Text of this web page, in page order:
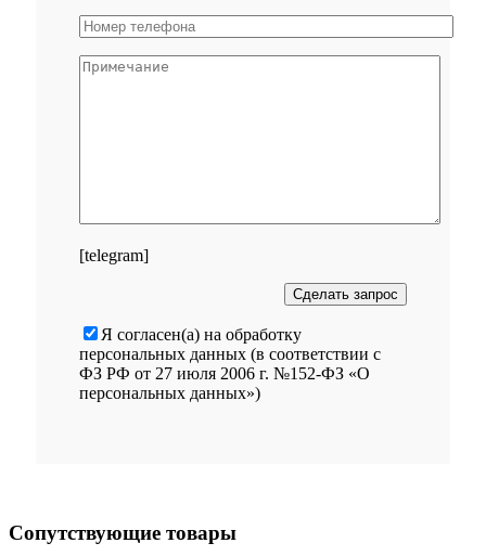
[telegram]
Я согласен(а) на обработку
персональных данных (в соответствии с
ФЗ РФ от 27 июля 2006 г. №152-ФЗ «О
персональных данных»)
Сопутствующие товары